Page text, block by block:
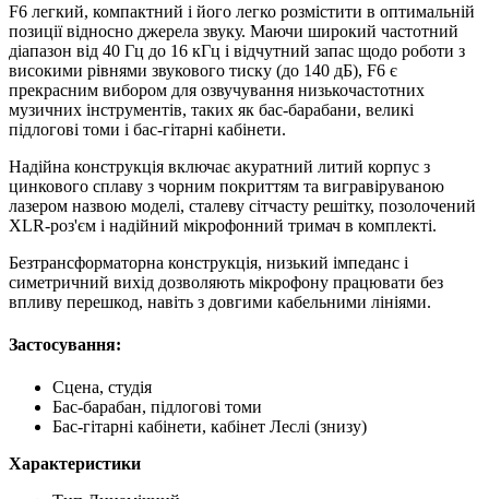
F6 легкий, компактний і його легко розмістити в оптимальній
позиції відносно джерела звуку. Маючи широкий частотний
діапазон від 40 Гц до 16 кГц і відчутний запас щодо роботи з
високими рівнями звукового тиску (до 140 дБ), F6 є
прекрасним вибором для озвучування низькочастотних
музичних інструментів, таких як бас-барабани, великі
підлогові томи і бас-гітарні кабінети.
Надійна конструкція включає акуратний литий корпус з
цинкового сплаву з чорним покриттям та вигравіруваною
лазером назвою моделі, сталеву сітчасту решітку, позолочений
XLR-роз'єм і надійний мікрофонний тримач в комплекті.
Безтрансформаторна конструкція, низький імпеданс і
симетричний вихід дозволяють мікрофону працювати без
впливу перешкод, навіть з довгими кабельними лініями.
Застосування:
Сцена, студія
Бас-барабан, підлогові томи
Бас-гітарні кабінети, кабінет Леслі (знизу)
Характеристики